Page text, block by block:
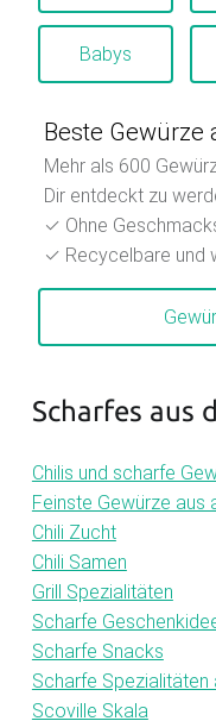
Babys
Beste Gewürze
Mehr als 600
Dir entdeckt zu
✓ Ohne
✓ Recycelbare und
Scharfes aus
Chilis und scharfe
Feinste Gewürze aus
Chili Zucht
Chili Samen
Grill Spezialitäten
Scharfe
Scharfe Snacks
Scharfe Spezialitäten
Scoville Skala